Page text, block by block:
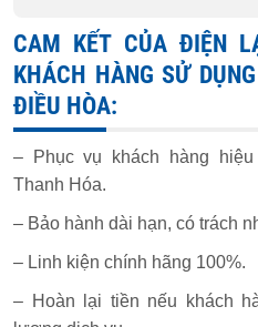
CAM KẾT CỦA ĐIỆN
KHÁCH HÀNG SỬ
ĐIỀU HÒA:
– Phục vụ khách hàng
Thanh Hóa.
– Bảo hành dài hạn, có trách
– Linh kiện chính hãng 100%.
– Hoàn lại tiền nếu khách